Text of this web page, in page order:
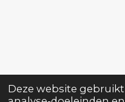
Deze website